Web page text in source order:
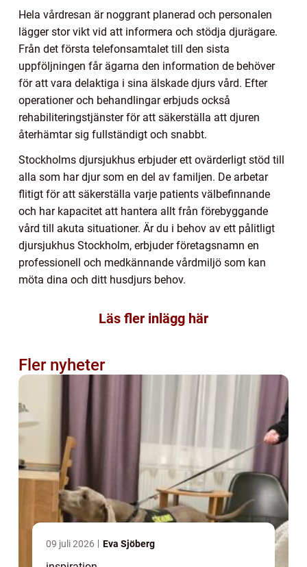
Hela vårdresan är noggrant planerad och personalen
lägger stor vikt vid att informera och stödja djurägare.
Från det första telefonsamtalet till den sista
uppföljningen får ägarna den information de behöver
för att vara delaktiga i sina älskade djurs vård. Efter
operationer och behandlingar erbjuds också
rehabiliteringstjänster för att säkerställa att djuren
återhämtar sig fullständigt och snabbt.
Stockholms djursjukhus erbjuder ett ovärderligt stöd till
alla som har djur som en del av familjen. De arbetar
flitigt för att säkerställa varje patients välbefinnande
och har kapacitet att hantera allt från förebyggande
vård till akuta situationer. Är du i behov av ett pålitligt
djursjukhus Stockholm, erbjuder företagsnamn en
professionell och medkännande vårdmiljö som kan
möta dina och ditt husdjurs behov.
Läs fler inlägg här
Fler nyheter
09 juli 2026 Eva Sjöberg